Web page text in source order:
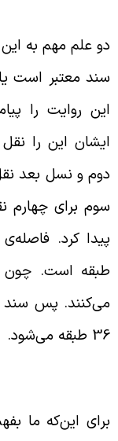
علم مهم به این
معتبر است
روایت را
این را نقل
و نسل بعد نقل
پس سند
می‌شود.
این‌که ما